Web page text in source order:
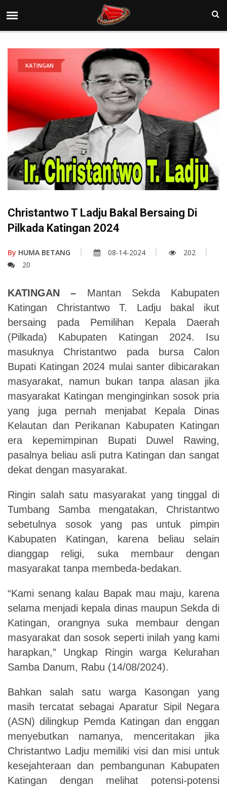
KATINGAN
Christantwo T Ladju Bakal Bersaing Di
Pilkada Katingan 2024
By HUMA BETANG 08-14-2024
202
20
KATINGAN – Mantan Sekda Kabupaten
Katingan Christantwo T. Ladju bakal ikut
bersaing pada Pemilihan Kepala Daerah
(Pilkada) Kabupaten Katingan 2024. Isu
masuknya Christantwo pada bursa Calon
Bupati Katingan 2024 mulai santer dibicarakan
masyarakat, namun bukan tanpa alasan jika
masyarakat Katingan menginginkan sosok pria
yang juga pernah menjabat Kepala Dinas
Kelautan dan Perikanan Kabupaten Katingan
era kepemimpinan Bupati Duwel Rawing,
pasalnya beliau asli putra Katingan dan sangat
dekat dengan masyarakat.
Ringin salah satu masyarakat yang tinggal di
Tumbang Samba mengatakan, Christantwo
sebetulnya sosok yang pas untuk pimpin
Kabupaten Katingan, karena beliau selain
dianggap religi, suka membaur dengan
masyarakat tanpa membeda-bedakan.
“Kami senang kalau Bapak mau maju, karena
selama menjadi kepala dinas maupun Sekda di
Katingan, orangnya suka membaur dengan
masyarakat dan sosok seperti inilah yang kami
harapkan,” Ungkap Ringin warga Kelurahan
Samba Danum, Rabu (14/08/2024).
Bahkan salah satu warga Kasongan yang
masih tercatat sebagai Aparatur Sipil Negara
(ASN) dilingkup Pemda Katingan dan enggan
menyebutkan namanya, menceritakan jika
Christantwo Ladju memiliki visi dan misi untuk
kesejahteraan dan pembangunan Kabupaten
Katingan dengan melihat potensi-potensi